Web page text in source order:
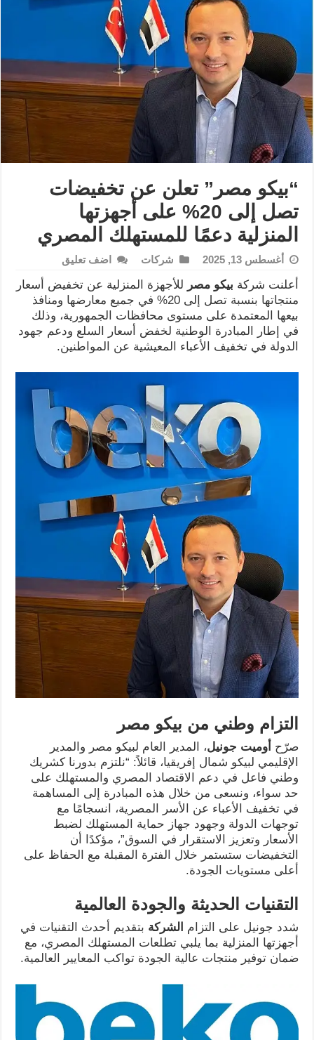
“بيكو مصر” تعلن عن تخفيضات
تصل إلى 20% على أجهزتها
المنزلية دعمًا للمستهلك المصري
أغسطس 13, 2025 شركات اضف تعليق
أعلنت شركة بيكو مصر للأجهزة المنزلية عن تخفيض أسعار
منتجاتها بنسبة تصل إلى 20% في جميع معارضها ومنافذ
بيعها المعتمدة على مستوى محافظات الجمهورية، وذلك
في إطار المبادرة الوطنية لخفض أسعار السلع ودعم جهود
الدولة في تخفيف الأعباء المعيشية عن المواطنين.
التزام وطني من بيكو مصر
صرّح أوميت جونيل، المدير العام لبيكو مصر والمدير
الإقليمي لبيكو شمال إفريقيا، قائلاً: “نلتزم بدورنا كشريك
وطني فاعل في دعم الاقتصاد المصري والمستهلك على
حد سواء، ونسعى من خلال هذه المبادرة إلى المساهمة
في تخفيف الأعباء عن الأسر المصرية، انسجامًا مع
توجهات الدولة وجهود جهاز حماية المستهلك لضبط
الأسعار وتعزيز الاستقرار في السوق”، مؤكدًا أن
التخفيضات ستستمر خلال الفترة المقبلة مع الحفاظ على
أعلى مستويات الجودة.
التقنيات الحديثة والجودة العالمية
شدد جونيل على التزام الشركةبتقديم أحدث التقنيات في
أجهزتها المنزلية بما يلبي تطلعات المستهلك المصري، مع
ضمان توفير منتجات عالية الجودة تواكب المعايير العالمية.